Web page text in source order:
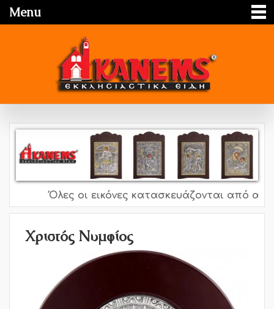
Menu
Όλες οι εικόνες κατασκευάζονται από
Χριστός Νυμφίος